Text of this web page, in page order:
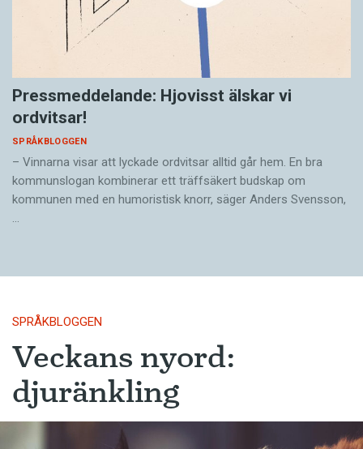
Pressmeddelande: Hjovisst älskar vi
ordvitsar!
SPRÅKBLOGGEN
– Vinnarna visar att lyckade ordvitsar alltid går hem. En bra
kommunslogan kombinerar ett träffsäkert budskap om
kommunen med en humoristisk knorr, säger Anders Svensson,
…
SPRÅKBLOGGEN
Veckans nyord:
djuränkling